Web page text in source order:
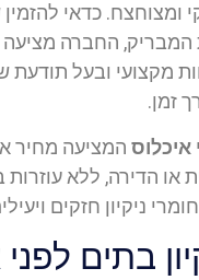
כדאי להזמין
החברה מציעה
ש"ח בלבד, צוות מקצועי ובעל
זמן.
איכלוס
או הדירה, ללא
ניקיון חזקים
בתים לפני